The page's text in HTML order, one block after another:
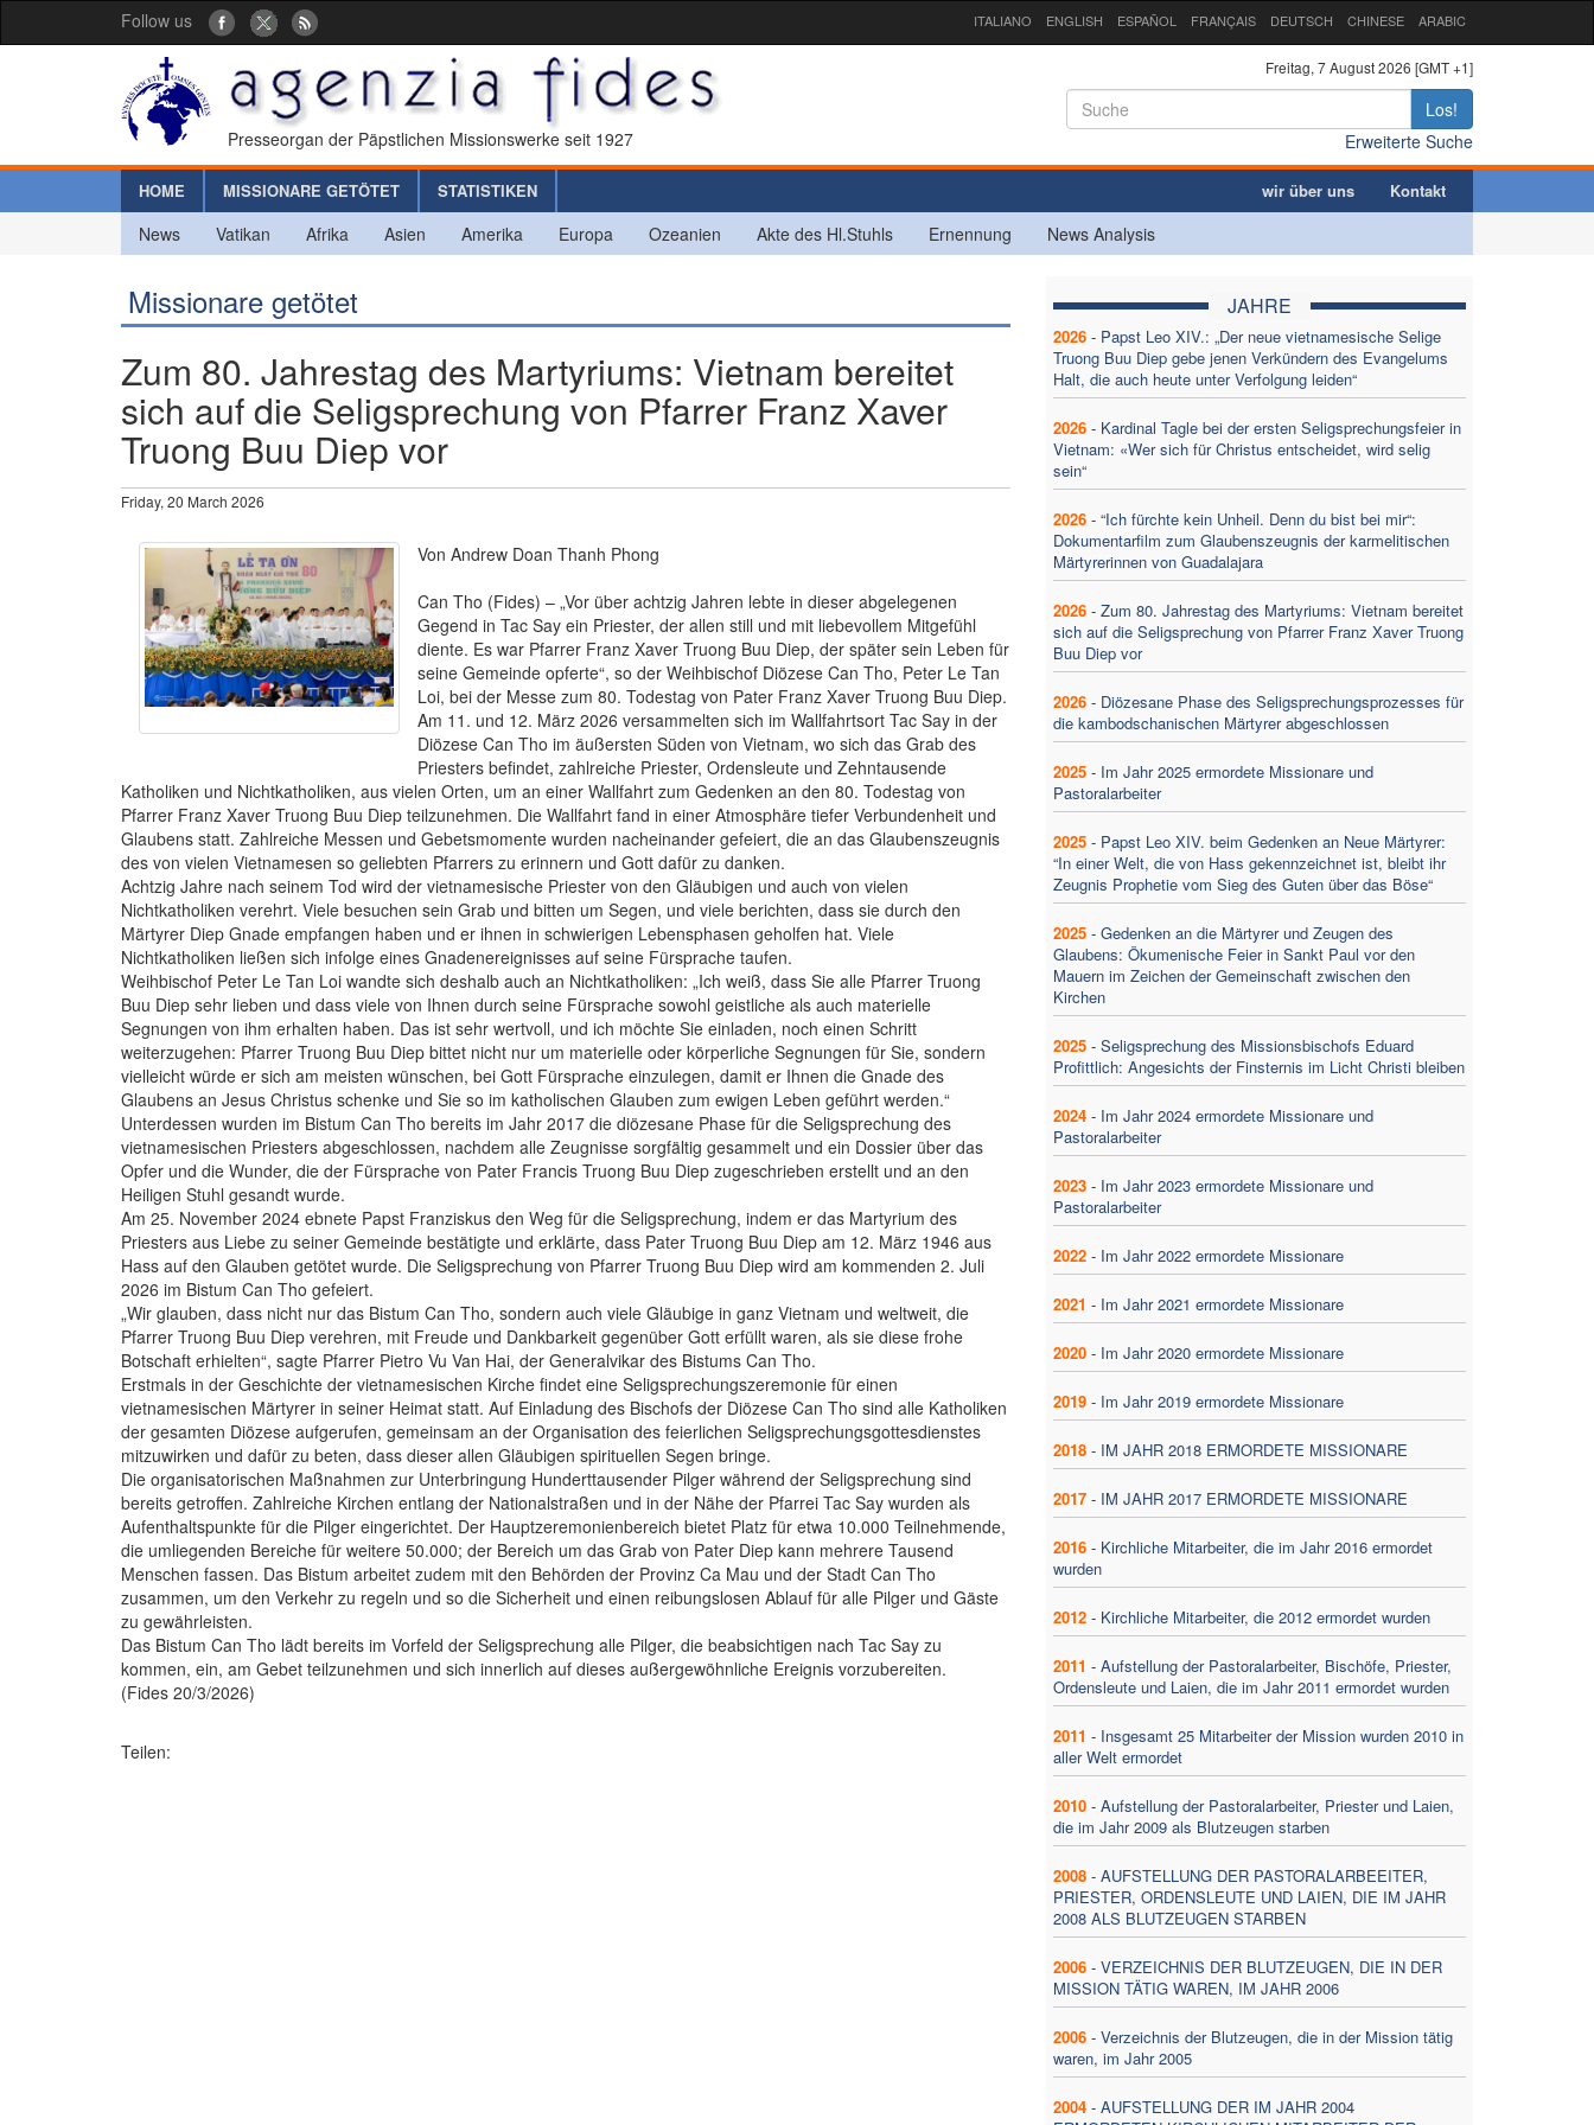
Follow us ITALIANO ENGLISH ESPAÑOL FRANÇAIS DEUTSCH CHINESE ARABIC
Presseorgan der Päpstlichen Missionswerke seit 1927
Freitag, 7 August 2026 [GMT +1]
Los!
Erweiterte Suche
HOME MISSIONARE GETÖTET STATISTIKEN wir über uns Kontakt
News Vatikan Afrika Asien Amerika Europa Ozeanien Akte des Hl.Stuhls Ernennung News Analysis
Missionare getötet
Zum 80. Jahrestag des Martyriums: Vietnam bereitet
sich auf die Seligsprechung von Pfarrer Franz Xaver
Truong Buu Diep vor
Friday, 20 March 2026
Von Andrew Doan Thanh Phong
Can Tho (Fides) – „Vor über achtzig Jahren lebte in dieser abgelegenen
Gegend in Tac Say ein Priester, der allen still und mit liebevollem Mitgefühl
diente. Es war Pfarrer Franz Xaver Truong Buu Diep, der später sein Leben für
seine Gemeinde opferte“, so der Weihbischof Diözese Can Tho, Peter Le Tan
Loi, bei der Messe zum 80. Todestag von Pater Franz Xaver Truong Buu Diep.
Am 11. und 12. März 2026 versammelten sich im Wallfahrtsort Tac Say in der
Diözese Can Tho im äußersten Süden von Vietnam, wo sich das Grab des
Priesters befindet, zahlreiche Priester, Ordensleute und Zehntausende
Katholiken und Nichtkatholiken, aus vielen Orten, um an einer Wallfahrt zum Gedenken an den 80. Todestag von
Pfarrer Franz Xaver Truong Buu Diep teilzunehmen. Die Wallfahrt fand in einer Atmosphäre tiefer Verbundenheit und
Glaubens statt. Zahlreiche Messen und Gebetsmomente wurden nacheinander gefeiert, die an das Glaubenszeugnis
des von vielen Vietnamesen so geliebten Pfarrers zu erinnern und Gott dafür zu danken.
Achtzig Jahre nach seinem Tod wird der vietnamesische Priester von den Gläubigen und auch von vielen
Nichtkatholiken verehrt. Viele besuchen sein Grab und bitten um Segen, und viele berichten, dass sie durch den
Märtyrer Diep Gnade empfangen haben und er ihnen in schwierigen Lebensphasen geholfen hat. Viele
Nichtkatholiken ließen sich infolge eines Gnadenereignisses auf seine Fürsprache taufen.
Weihbischof Peter Le Tan Loi wandte sich deshalb auch an Nichtkatholiken: „Ich weiß, dass Sie alle Pfarrer Truong
Buu Diep sehr lieben und dass viele von Ihnen durch seine Fürsprache sowohl geistliche als auch materielle
Segnungen von ihm erhalten haben. Das ist sehr wertvoll, und ich möchte Sie einladen, noch einen Schritt
weiterzugehen: Pfarrer Truong Buu Diep bittet nicht nur um materielle oder körperliche Segnungen für Sie, sondern
vielleicht würde er sich am meisten wünschen, bei Gott Fürsprache einzulegen, damit er Ihnen die Gnade des
Glaubens an Jesus Christus schenke und Sie so im katholischen Glauben zum ewigen Leben geführt werden.“
Unterdessen wurden im Bistum Can Tho bereits im Jahr 2017 die diözesane Phase für die Seligsprechung des
vietnamesischen Priesters abgeschlossen, nachdem alle Zeugnisse sorgfältig gesammelt und ein Dossier über das
Opfer und die Wunder, die der Fürsprache von Pater Francis Truong Buu Diep zugeschrieben erstellt und an den
Heiligen Stuhl gesandt wurde.
Am 25. November 2024 ebnete Papst Franziskus den Weg für die Seligsprechung, indem er das Martyrium des
Priesters aus Liebe zu seiner Gemeinde bestätigte und erklärte, dass Pater Truong Buu Diep am 12. März 1946 aus
Hass auf den Glauben getötet wurde. Die Seligsprechung von Pfarrer Truong Buu Diep wird am kommenden 2. Juli
2026 im Bistum Can Tho gefeiert.
„Wir glauben, dass nicht nur das Bistum Can Tho, sondern auch viele Gläubige in ganz Vietnam und weltweit, die
Pfarrer Truong Buu Diep verehren, mit Freude und Dankbarkeit gegenüber Gott erfüllt waren, als sie diese frohe
Botschaft erhielten“, sagte Pfarrer Pietro Vu Van Hai, der Generalvikar des Bistums Can Tho.
Erstmals in der Geschichte der vietnamesischen Kirche findet eine Seligsprechungszeremonie für einen
vietnamesischen Märtyrer in seiner Heimat statt. Auf Einladung des Bischofs der Diözese Can Tho sind alle Katholiken
der gesamten Diözese aufgerufen, gemeinsam an der Organisation des feierlichen Seligsprechungsgottesdienstes
mitzuwirken und dafür zu beten, dass dieser allen Gläubigen spirituellen Segen bringe.
Die organisatorischen Maßnahmen zur Unterbringung Hunderttausender Pilger während der Seligsprechung sind
bereits getroffen. Zahlreiche Kirchen entlang der Nationalstraßen und in der Nähe der Pfarrei Tac Say wurden als
Aufenthaltspunkte für die Pilger eingerichtet. Der Hauptzeremonienbereich bietet Platz für etwa 10.000 Teilnehmende,
die umliegenden Bereiche für weitere 50.000; der Bereich um das Grab von Pater Diep kann mehrere Tausend
Menschen fassen. Das Bistum arbeitet zudem mit den Behörden der Provinz Ca Mau und der Stadt Can Tho
zusammen, um den Verkehr zu regeln und so die Sicherheit und einen reibungslosen Ablauf für alle Pilger und Gäste
zu gewährleisten.
Das Bistum Can Tho lädt bereits im Vorfeld der Seligsprechung alle Pilger, die beabsichtigen nach Tac Say zu
kommen, ein, am Gebet teilzunehmen und sich innerlich auf dieses außergewöhnliche Ereignis vorzubereiten.
(Fides 20/3/2026)
Teilen:
JAHRE
2026 - Papst Leo XIV.: „Der neue vietnamesische Selige
Truong Buu Diep gebe jenen Verkündern des Evangelums
Halt, die auch heute unter Verfolgung leiden“
2026 - Kardinal Tagle bei der ersten Seligsprechungsfeier in
Vietnam: «Wer sich für Christus entscheidet, wird selig
sein“
2026 - “Ich fürchte kein Unheil. Denn du bist bei mir“:
Dokumentarfilm zum Glaubenszeugnis der karmelitischen
Märtyrerinnen von Guadalajara
2026 - Zum 80. Jahrestag des Martyriums: Vietnam bereitet
sich auf die Seligsprechung von Pfarrer Franz Xaver Truong
Buu Diep vor
2026 - Diözesane Phase des Seligsprechungsprozesses für
die kambodschanischen Märtyrer abgeschlossen
2025 - Im Jahr 2025 ermordete Missionare und
Pastoralarbeiter
2025 - Papst Leo XIV. beim Gedenken an Neue Märtyrer:
“In einer Welt, die von Hass gekennzeichnet ist, bleibt ihr
Zeugnis Prophetie vom Sieg des Guten über das Böse“
2025 - Gedenken an die Märtyrer und Zeugen des
Glaubens: Ökumenische Feier in Sankt Paul vor den
Mauern im Zeichen der Gemeinschaft zwischen den
Kirchen
2025 - Seligsprechung des Missionsbischofs Eduard
Profittlich: Angesichts der Finsternis im Licht Christi bleiben
2024 - Im Jahr 2024 ermordete Missionare und
Pastoralarbeiter
2023 - Im Jahr 2023 ermordete Missionare und
Pastoralarbeiter
2022 - Im Jahr 2022 ermordete Missionare
2021 - Im Jahr 2021 ermordete Missionare
2020 - Im Jahr 2020 ermordete Missionare
2019 - Im Jahr 2019 ermordete Missionare
2018 - IM JAHR 2018 ERMORDETE MISSIONARE
2017 - IM JAHR 2017 ERMORDETE MISSIONARE
2016 - Kirchliche Mitarbeiter, die im Jahr 2016 ermordet
wurden
2012 - Kirchliche Mitarbeiter, die 2012 ermordet wurden
2011 - Aufstellung der Pastoralarbeiter, Bischöfe, Priester,
Ordensleute und Laien, die im Jahr 2011 ermordet wurden
2011 - Insgesamt 25 Mitarbeiter der Mission wurden 2010 in
aller Welt ermordet
2010 - Aufstellung der Pastoralarbeiter, Priester und Laien,
die im Jahr 2009 als Blutzeugen starben
2008 - AUFSTELLUNG DER PASTORALARBEEITER,
PRIESTER, ORDENSLEUTE UND LAIEN, DIE IM JAHR
2008 ALS BLUTZEUGEN STARBEN
2006 - VERZEICHNIS DER BLUTZEUGEN, DIE IN DER
MISSION TÄTIG WAREN, IM JAHR 2006
2006 - Verzeichnis der Blutzeugen, die in der Mission tätig
waren, im Jahr 2005
2004 - AUFSTELLUNG DER IM JAHR 2004